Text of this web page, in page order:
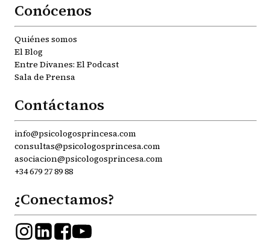
Conócenos
Quiénes somos
El Blog
Entre Divanes: El Podcast
Sala de Prensa
Contáctanos
info@psicologosprincesa.com
consultas@psicologosprincesa.com
asociacion@psicologosprincesa.com
+34 679 27 89 88
¿Conectamos?